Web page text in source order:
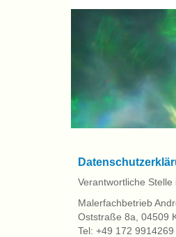
Verantwortliche
Malerfachbetrieb
Oststraße 8a, 04509
Tel: +49 172 9914269